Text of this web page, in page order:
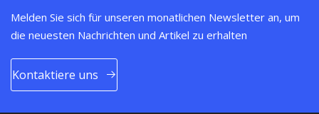
Melden Sie sich für unseren monatlichen Newsletter an, um
die neuesten Nachrichten und Artikel zu erhalten
Kontaktiere uns